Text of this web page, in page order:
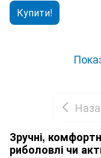
Купити!
Зручні,
риболовлі чи